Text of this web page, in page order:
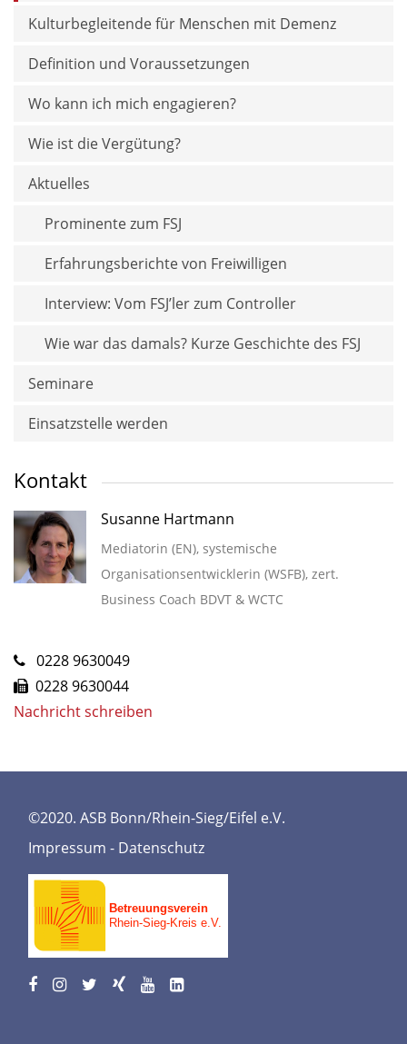
Kulturbegleitende für Menschen mit Demenz
Definition und Voraussetzungen
Wo kann ich mich engagieren?
Wie ist die Vergütung?
Aktuelles
Prominente zum FSJ
Erfahrungsberichte von Freiwilligen
Interview: Vom FSJ’ler zum Controller
Wie war das damals? Kurze Geschichte des FSJ
Seminare
Einsatzstelle werden
Kontakt
Susanne Hartmann
Mediatorin (EN), systemische
Organisationsentwicklerin (WSFB), zert.
Business Coach BDVT & WCTC
0228 9630049
0228 9630044
Nachricht schreiben
©2020. ASB Bonn/Rhein-Sieg/Eifel e.V.
Impressum - Datenschutz